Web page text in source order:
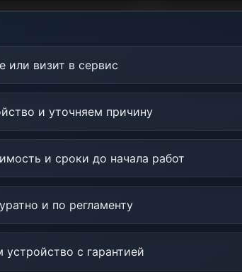
или визит в сервис
и уточняем причину
и сроки до начала работ
и по регламенту
с гарантией